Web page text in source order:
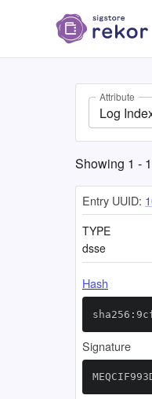
Attribute
Log
Showing 1 - 1
Entry UUID:
TYPE
dsse
Hash
Signature